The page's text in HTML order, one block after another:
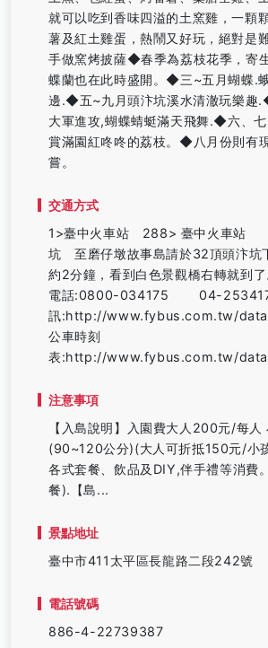
就可以吃到香味四溢的土窯雞，一顆
薯及紅土雞蛋，熱鬧又好玩，絕對是
手做窯烤披薩◆春季為荔枝花季，寄
蝶蘭也在此時盛開。◆三~五月蝴蝶.
邊.◆五~九月頭汴坑溪水清澈玩樂趣
大軍進攻,蝴蝶蜻蜓滿天飛舞.◆六、
賞滿園紅咚咚的荔枝。◆八月份則有
嘗。
交通方式
1>臺中火車站 288> 臺中火車
坑 至磨仔墩故事島請於32頂頭汴坑
約2分鐘，看到白色景觀橋右轉就到
電話:0800-034175 04-
訊:http://www.fybus.com.tw/
公車時刻
表:http://www.fybus.com.tw/
注意事項
【入島說明】入園費大人200元/每
(90~120公分)(大人可折抵150元/小
各式套餐、飲品及DIY,伴手禮等消費
餐).【島...
景點地址
臺中市411太平區長龍路二段242號
電話號碼
886-4-22739387